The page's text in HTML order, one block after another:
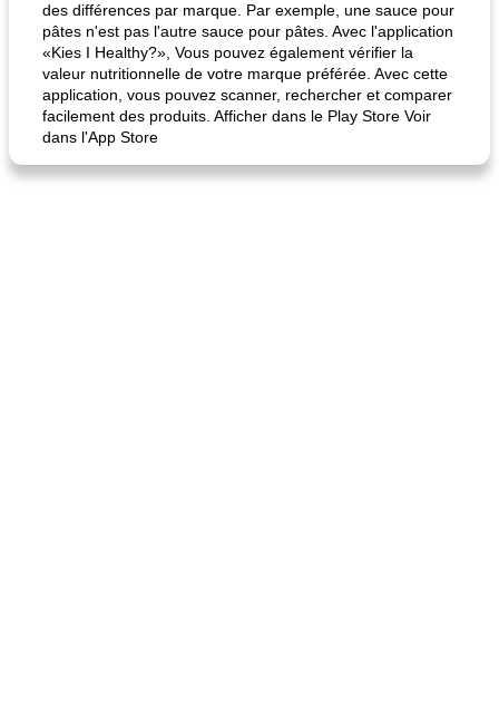
fiesta tostadas
des différences par marque. Par exemple, une sauce pour
pâtes n'est pas l'autre sauce pour pâtes. Avec l'application
«Kies I Healthy?», Vous pouvez également vérifier la
valeur nutritionnelle de votre marque préférée. Avec cette
application, vous pouvez scanner, rechercher et comparer
facilement des produits. Afficher dans le Play Store Voir
dans l'App Store